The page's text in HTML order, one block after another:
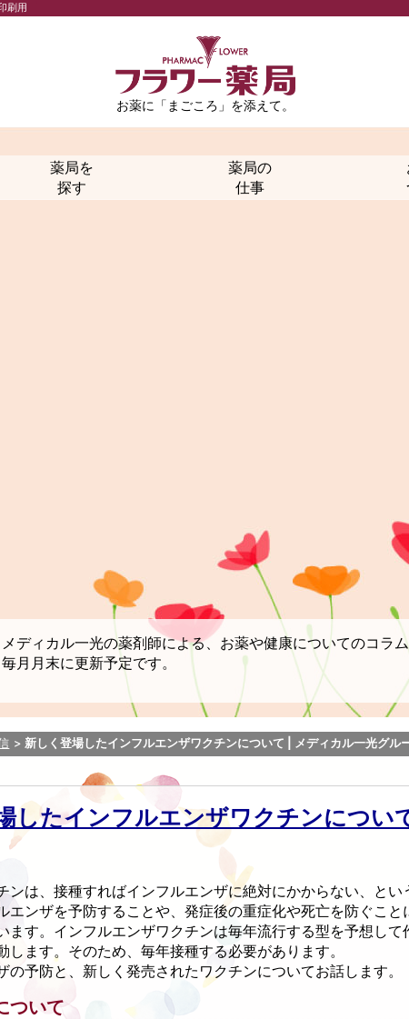
お薬に「まごころ」を添えて。
薬局を
探す
薬局の
仕事
刷用
メディカル一光の薬剤師による、お薬や健康についてのコラ
毎月月末に更新予定です。
新しく登場したインフルエンザワクチンについて | メディカル一光グル
したインフルエンザワクチンについ
ンは、接種すればインフルエンザに絶対にかからない、とい
エンザを予防することや、発症後の重症化や死亡を防ぐこと
ます。インフルエンザワクチンは毎年流行する型を予想して
します。そのため、毎年接種する必要があります。
の予防と、新しく発売されたワクチンについてお話します。
ついて